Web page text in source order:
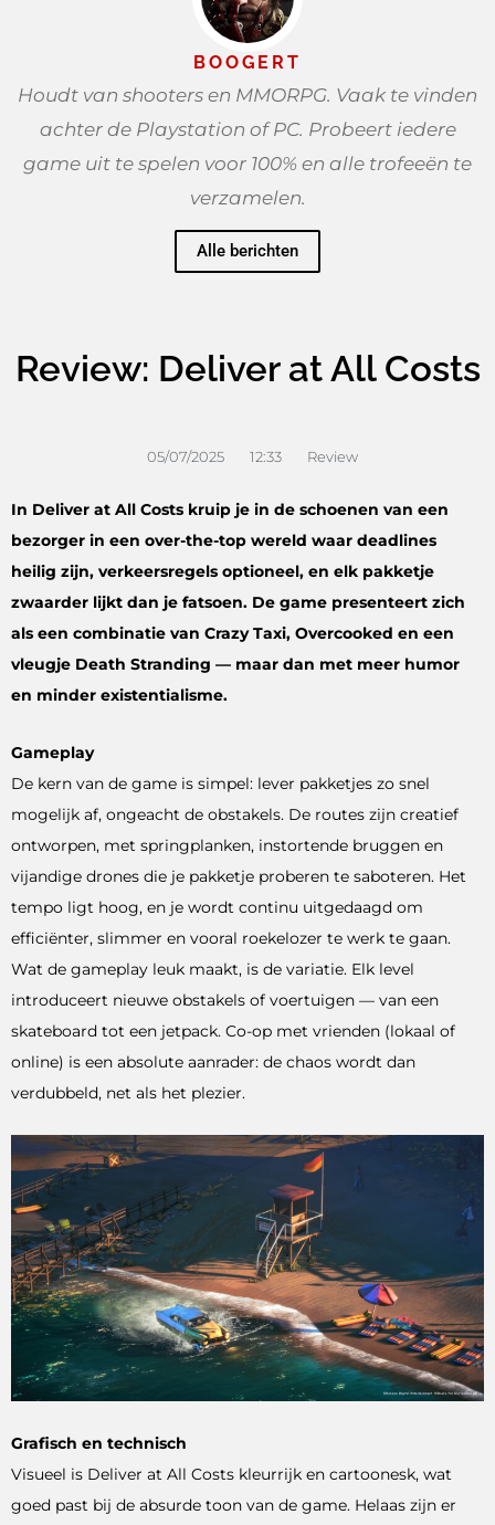
BOOGERT
Houdt van shooters en MMORPG. Vaak te vinden
achter de Playstation of PC. Probeert iedere
game uit te spelen voor 100% en alle trofeeën te
verzamelen.
Alle berichten
Review: Deliver at All Costs
05/07/2025 12:33 Review
In Deliver at All Costs kruip je in de schoenen van een
bezorger in een over-the-top wereld waar deadlines
heilig zijn, verkeersregels optioneel, en elk pakketje
zwaarder lijkt dan je fatsoen. De game presenteert zich
als een combinatie van Crazy Taxi, Overcooked en een
vleugje Death Stranding — maar dan met meer humor
en minder existentialisme.
Gameplay
De kern van de game is simpel: lever pakketjes zo snel
mogelijk af, ongeacht de obstakels. De routes zijn creatief
ontworpen, met springplanken, instortende bruggen en
vijandige drones die je pakketje proberen te saboteren. Het
tempo ligt hoog, en je wordt continu uitgedaagd om
efficiënter, slimmer en vooral roekelozer te werk te gaan.
Wat de gameplay leuk maakt, is de variatie. Elk level
introduceert nieuwe obstakels of voertuigen — van een
skateboard tot een jetpack. Co-op met vrienden (lokaal of
online) is een absolute aanrader: de chaos wordt dan
verdubbeld, net als het plezier.
Grafisch en technisch
Visueel is Deliver at All Costs kleurrijk en cartoonesk, wat
goed past bij de absurde toon van de game. Helaas zijn er